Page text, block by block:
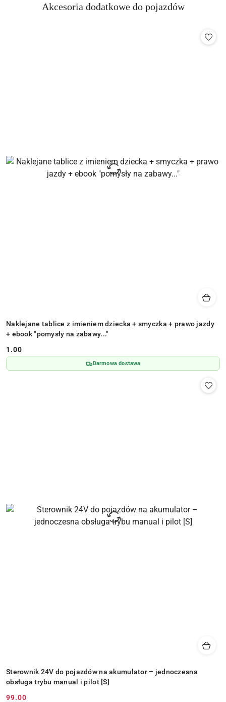
Pomiń karuzelę produktów
Produkty
Akcesoria dodatkowe do pojazdów
Naklejane tablice z imieniem dziecka + smyczka + prawo jazdy
+ ebook "pomysły na zabawy..."
Cena:
1.00
Darmowa dostawa
Sterownik 24V do pojazdów na akumulator – jednoczesna
obsługa trybu manual i pilot [S]
99.00